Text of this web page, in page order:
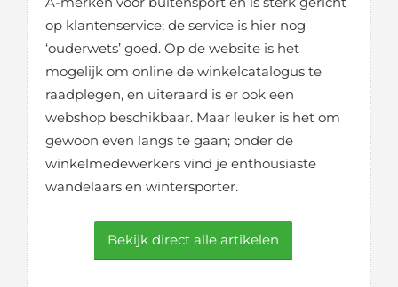
op klantenservice; de service is hier nog
‘ouderwets’ goed. Op de website is het
mogelijk om online de winkelcatalogus te
raadplegen, en uiteraard is er ook een
webshop beschikbaar. Maar leuker is het om
gewoon even langs te gaan; onder de
winkelmedewerkers vind je enthousiaste
wandelaars en wintersporter.
Bekijk direct alle artikelen